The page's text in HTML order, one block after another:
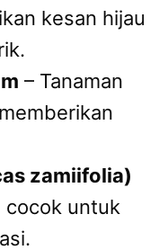
kesan hijau
– Tanaman
zamiifolia)
cocok untuk